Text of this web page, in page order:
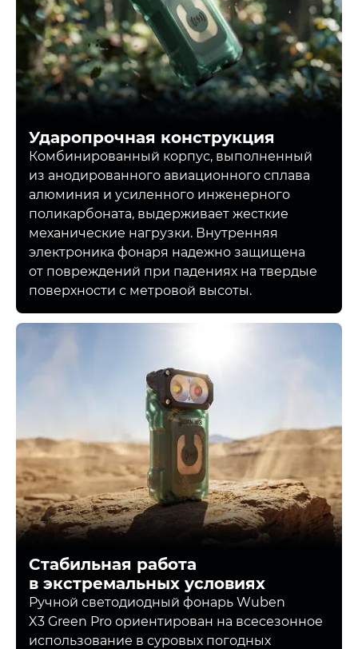
Ударопрочная конструкция
Комбинированный корпус, выполненный
из анодированного авиационного сплава
алюминия и усиленного инженерного
поликарбоната, выдерживает жесткие
механические нагрузки. Внутренняя
электроника фонаря надежно защищена
от повреждений при падениях на твердые
поверхности с метровой высоты.
Стабильная работа
в экстремальных условиях
Ручной светодиодный фонарь Wuben
X3 Green Pro ориентирован на всесезонное
использование в суровых погодных